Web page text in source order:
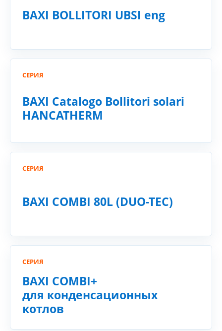
BAXI BOLLITORI UBSI eng
СЕРИЯ
BAXI Catalogo Bollitori solari
HANCATHERM
СЕРИЯ
BAXI COMBI 80L (DUO-TEC)
СЕРИЯ
BAXI COMBI+
для конденсационных
котлов